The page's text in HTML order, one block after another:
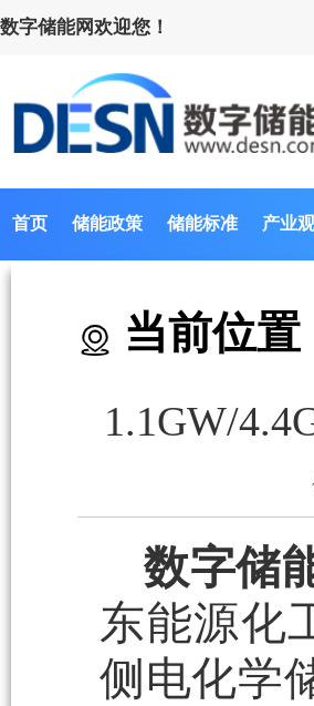
数字储能网欢迎您！
首页 储能政策 储能标准 产业
当前位置
1.1GW/
数字储
东能源化
侧电化学